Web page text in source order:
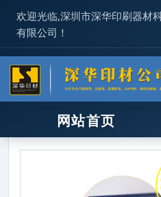
欢迎光临,深圳市深华印刷器材
有限公司！
网站首页
XPE/IXPE
新闻
使用技术
SHUH)模切刀>